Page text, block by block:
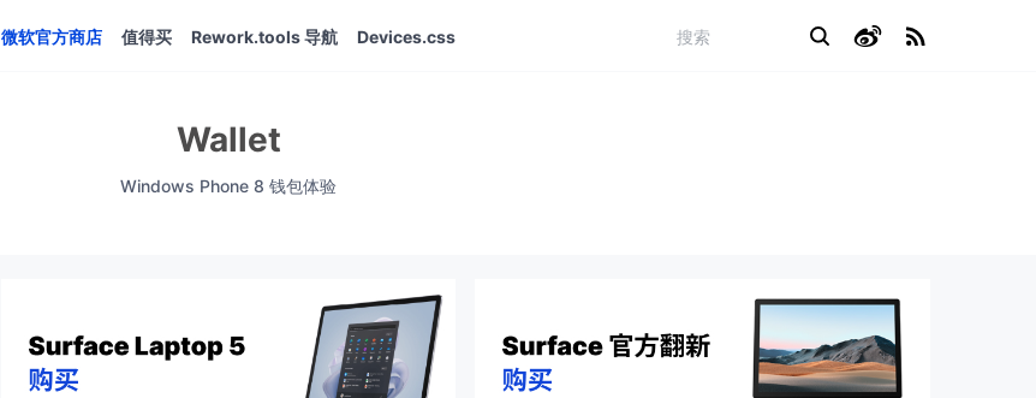
微软官方商店 值得买 Rework.tools 导航 Devices.css
Wallet
Windows Phone 8 钱包体验